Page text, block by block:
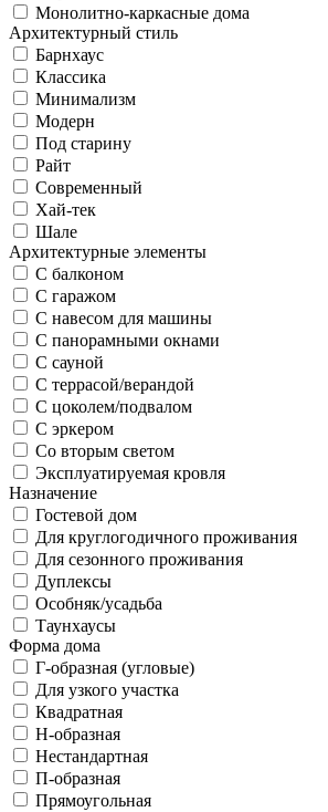
Монолитно-каркасные дома
Архитектурный стиль
Барнхаус
Классика
Минимализм
Модерн
Под старину
Райт
Современный
Хай-тек
Шале
Архитектурные элементы
С балконом
С гаражом
С навесом для машины
С панорамными окнами
С сауной
С террасой/верандой
С цоколем/подвалом
С эркером
Со вторым светом
Эксплуатируемая кровля
Назначение
Гостевой дом
Для круглогодичного проживания
Для сезонного проживания
Дуплексы
Особняк/усадьба
Таунхаусы
Форма дома
Г-образная (угловые)
Для узкого участка
Квадратная
Н-образная
Нестандартная
П-образная
Прямоугольная